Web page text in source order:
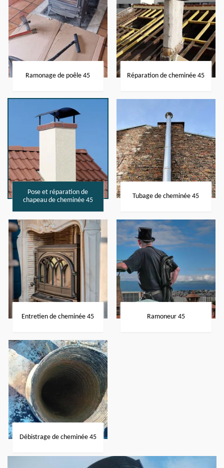
Ramonage de poêle 45 Réparation de cheminée 45
Pose et réparation de
chapeau de cheminée 45
Tubage de cheminée 45
Entretien de cheminée 45 Ramoneur 45
Débistrage de cheminée 45